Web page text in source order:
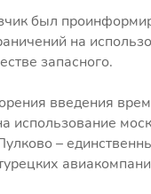
был
на
запасного.
введения
использование
–